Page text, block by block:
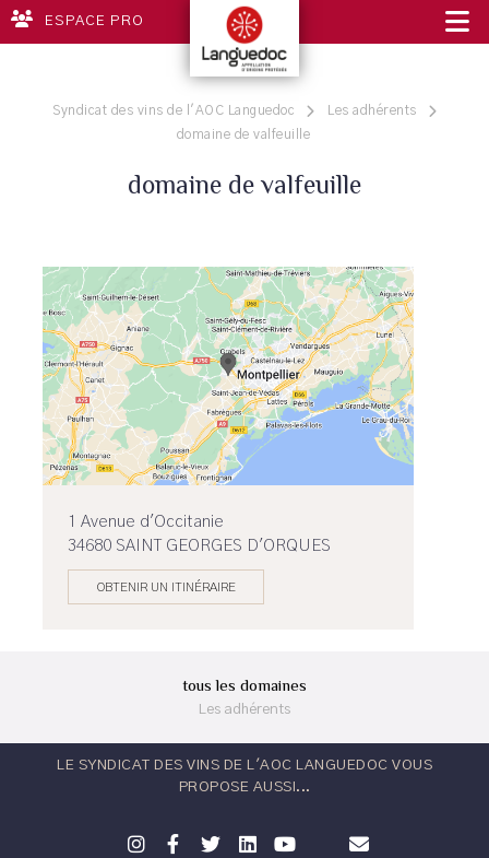
ESPACE PRO
Syndicat des vins de l'AOC Languedoc
Les adhérents
domaine de valfeuille
domaine de valfeuille
1 Avenue d'Occitanie
34680 SAINT GEORGES D'ORQUES
OBTENIR UN ITINÉRAIRE
tous les domaines
Les adhérents
LE SYNDICAT DES VINS DE L'AOC LANGUEDOC VOUS
PROPOSE AUSSI...